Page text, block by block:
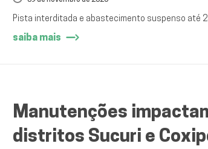
Pista interditada e abastecimento suspenso até
saiba mais
Manutenções
distritos Sucuri e